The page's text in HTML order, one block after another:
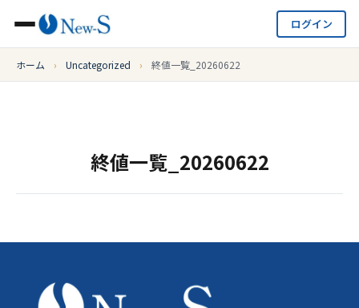
ログイン
ホーム › Uncategorized › 終値一覧_20260622
終値一覧_20260622